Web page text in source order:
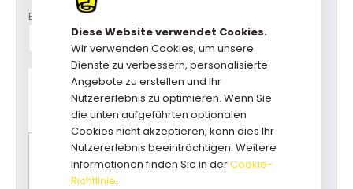
Diese Website verwendet Cookies.
Wir verwenden Cookies, um unsere
Dienste zu verbessern, personalisierte
Angebote zu erstellen und Ihr
Nutzererlebnis zu optimieren. Wenn Sie
die unten aufgeführten optionalen
Cookies nicht akzeptieren, kann dies Ihr
Nutzererlebnis beeinträchtigen. Weitere
Informationen finden Sie in derCookie-
Richtlinie.
Breite
Haben Sie Fragen zu diesem
Produkt?
Rufen Sie uns an: +31(0)73-5229800
kundendienst@geschenkboxdirekt.de
Bitte wählen Sie zuerst alle Optionen für einen
Preisvorschlag.